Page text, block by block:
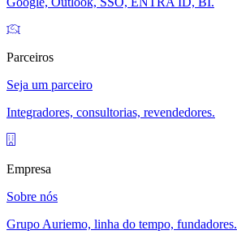
Parceiros
Seja um parceiro
Integradores, consultorias, revendedores.
Empresa
Sobre nós
Grupo Auriemo, linha do tempo, fundadores.